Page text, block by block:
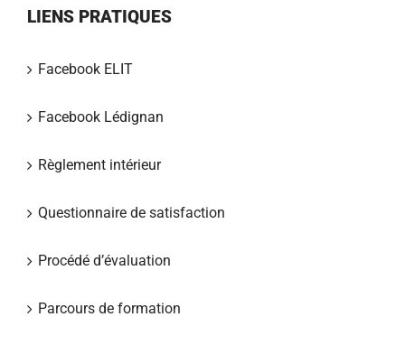
LIENS PRATIQUES
Facebook ELIT
Facebook Lédignan
Règlement intérieur
Questionnaire de satisfaction
Procédé d’évaluation
Parcours de formation